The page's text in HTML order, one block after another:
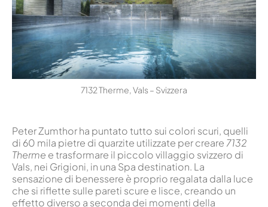
7132 Therme, Vals – Svizzera
Peter Zumthor ha puntato tutto sui colori scuri, quelli
di 60 mila pietre di quarzite utilizzate per creare 7132
Therme e trasformare il piccolo villaggio svizzero di
Vals, nei Grigioni, in una Spa destination. La
sensazione di benessere è proprio regalata dalla luce
che si riflette sulle pareti scure e lisce, creando un
effetto diverso a seconda dei momenti della